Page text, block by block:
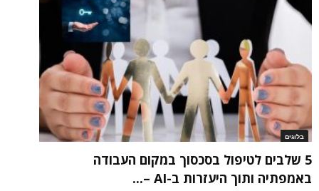
בלוגים
5 שלבים לטיפול בסכסוך במקום העבודה
באמפתיה ותוך היעזרות ב-AI –...